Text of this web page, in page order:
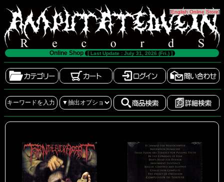
[English Online Store]
Online Shop [ Last Update : July 31, 2026 (Fri.) ]